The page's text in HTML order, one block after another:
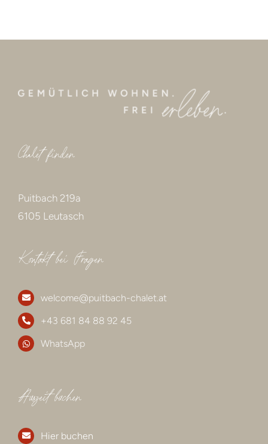
Chalet finden
Puitbach 219a
6105 Leutasch
Kontakt bei Fragen
welcome@puitbach-chalet.at
+43 681 84 88 92 45
WhatsApp
Auszeit buchen
Hier buchen